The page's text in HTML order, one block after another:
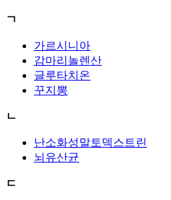
ㄱ
가르시니아
감마리놀렌산
글루타치온
꾸지뽕
ㄴ
난소화성말토덱스트린
뇌유산균
ㄷ